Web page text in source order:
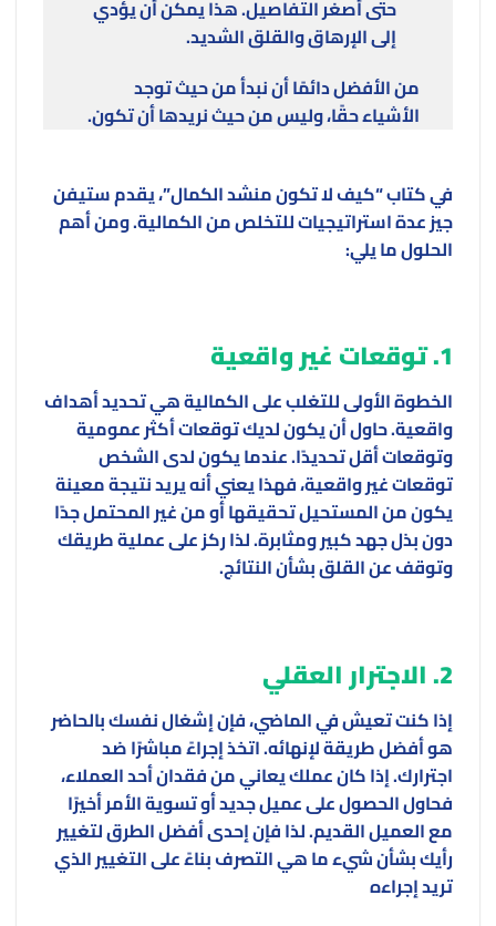
حتى أصغر التفاصيل. هذا يمكن أن يؤدي
إلى الإرهاق والقلق الشديد.
من الأفضل دائمًا أن نبدأ من حيث توجد
الأشياء حقًا، وليس من حيث نريدها أن تكون.
في كتاب “كيف لا تكون منشد الكمال”، يقدم ستيفن
جيز عدة استراتيجيات للتخلص من الكمالية. ومن أهم
الحلول ما يلي:
1. توقعات غير واقعية
الخطوة الأولى للتغلب على الكمالية هي تحديد أهداف
واقعية. حاول أن يكون لديك توقعات أكثر عمومية
وتوقعات أقل تحديدًا. عندما يكون لدى الشخص
توقعات غير واقعية، فهذا يعني أنه يريد نتيجة معينة
يكون من المستحيل تحقيقها أو من غير المحتمل جدًا
دون بذل جهد كبير ومثابرة. لذا ركز على عملية طريقك
وتوقف عن القلق بشأن النتائج.
2. الاجترار العقلي
إذا كنت تعيش في الماضي، فإن إشغال نفسك بالحاضر
هو أفضل طريقة لإنهائه. اتخذ إجراءً مباشرًا ضد
اجترارك. إذا كان عملك يعاني من فقدان أحد العملاء،
فحاول الحصول على عميل جديد أو تسوية الأمر أخيرًا
مع العميل القديم. لذا فإن إحدى أفضل الطرق لتغيير
رأيك بشأن شيء ما هي التصرف بناءً على التغيير الذي
تريد إجراءه